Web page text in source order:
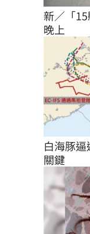
新／「
晚上
白海豚
關鍵